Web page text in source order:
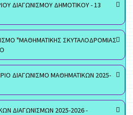
ΔΙΑΓΩΝΙΣΜΟΥ ΔΗΜΟΤΙΚΟΥ - 13
"ΜΑΘΗΜΑΤΙΚΗΣ ΣΚΥΤΑΛΟΔΡΟΜΙΑΣ
ΔΙΑΓΩΝΙΣΜΟ ΜΑΘΗΜΑΤΙΚΩΝ 2025-
ΔΙΑΓΩΝΙΣΜΩΝ 2025-2026 -